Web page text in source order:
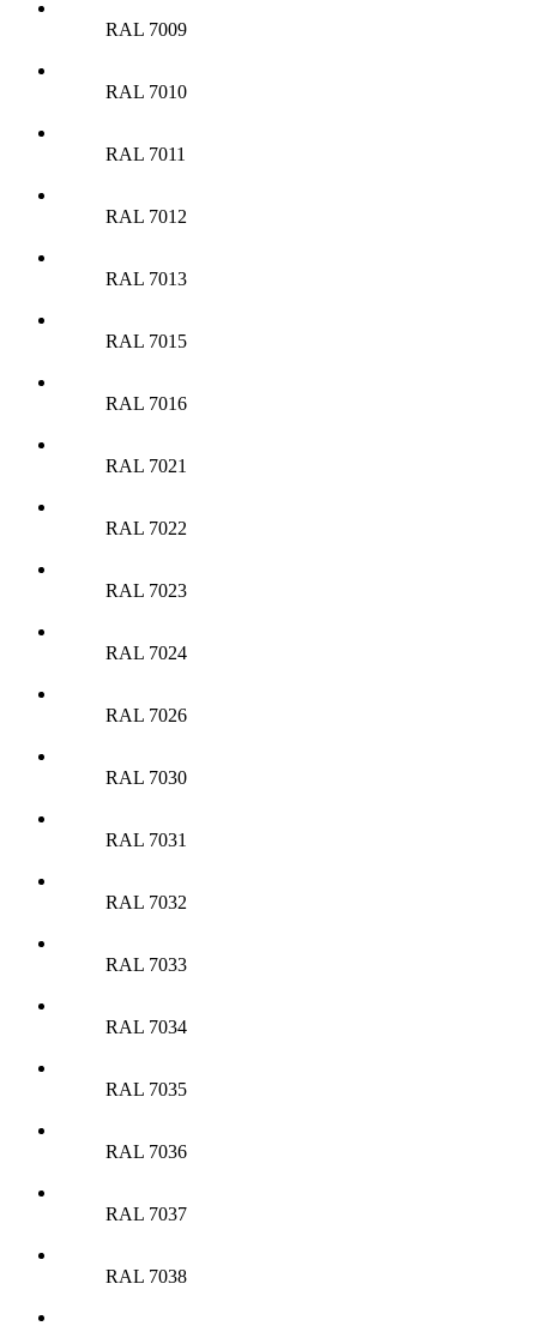
RAL 7009
RAL 7010
RAL 7011
RAL 7012
RAL 7013
RAL 7015
RAL 7016
RAL 7021
RAL 7022
RAL 7023
RAL 7024
RAL 7026
RAL 7030
RAL 7031
RAL 7032
RAL 7033
RAL 7034
RAL 7035
RAL 7036
RAL 7037
RAL 7038